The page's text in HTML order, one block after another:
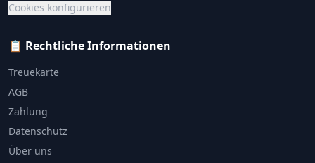
Cookies konfigurieren
📋 Rechtliche Informationen
Treuekarte
AGB
Zahlung
Datenschutz
Über uns